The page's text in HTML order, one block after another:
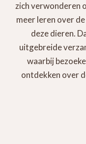
zich verwonderen
meer leren over
deze dieren.
uitgebreide
waarbij
ontdekken over